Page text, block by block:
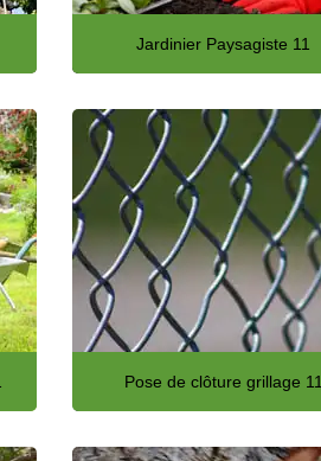
Jardinier Paysagiste 11
Pose de clôture grillage 11